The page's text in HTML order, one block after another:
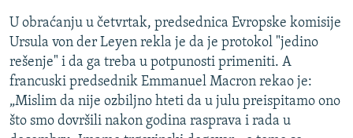
U obraćanju u četvrtak, predsednica Evropske komisije
Ursula von der Leyen rekla je da je protokol "jedino
rešenje" i da ga treba u potpunosti primeniti. A
francuski predsednik Emmanuel Macron rekao je:
„Mislim da nije ozbiljno hteti da u julu preispitamo ono
što smo dovršili nakon godina rasprava i rada u